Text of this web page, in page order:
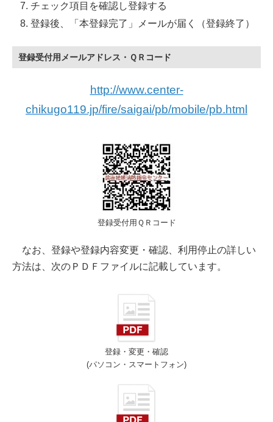
チェック項目を確認し登録する
登録後、「本登録完了」メールが届く（登録終了）
登録受付用メールアドレス・ＱＲコード
http://www.center-
chikugo119.jp/fire/saigai/pb/mobile/pb.html
登録受付用ＱＲコード
なお、登録や登録内容変更・確認、利用停止の詳しい
方法は、次のＰＤＦファイルに記載しています。
登録・変更・確認
(パソコン・スマートフォン)